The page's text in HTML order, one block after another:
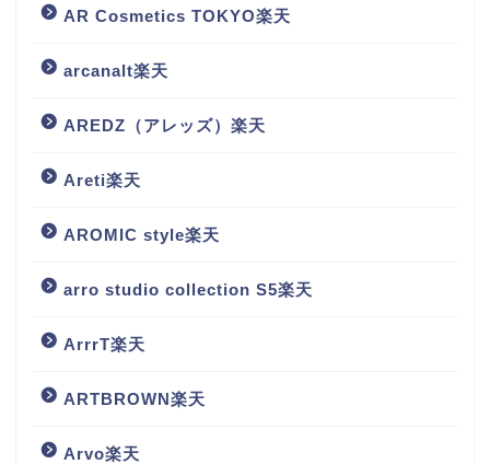
AR Cosmetics TOKYO楽天
arcanalt楽天
AREDZ（アレッズ）楽天
Areti楽天
AROMIC style楽天
arro studio collection S5楽天
ArrrT楽天
ARTBROWN楽天
Arvo楽天